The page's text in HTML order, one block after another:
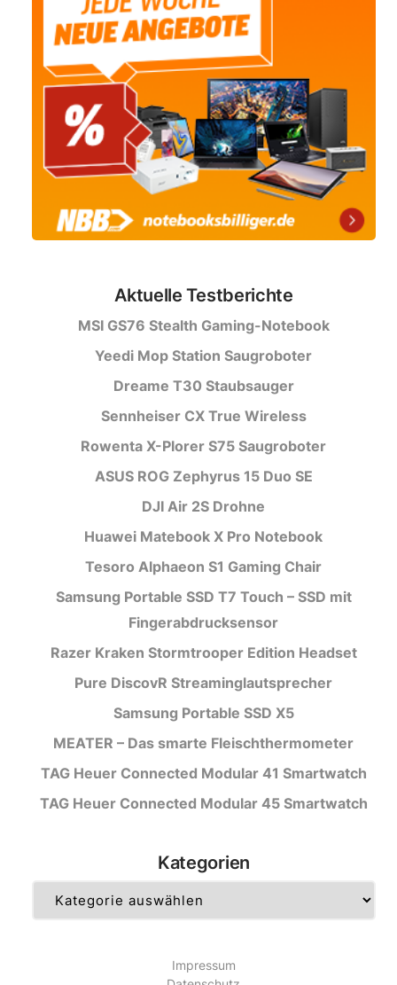
Aktuelle Testberichte
MSI GS76 Stealth Gaming-Notebook
Yeedi Mop Station Saugroboter
Dreame T30 Staubsauger
Sennheiser CX True Wireless
Rowenta X-Plorer S75 Saugroboter
ASUS ROG Zephyrus 15 Duo SE
DJI Air 2S Drohne
Huawei Matebook X Pro Notebook
Tesoro Alphaeon S1 Gaming Chair
Samsung Portable SSD T7 Touch – SSD mit
Fingerabdrucksensor
Razer Kraken Stormtrooper Edition Headset
Pure DiscovR Streaminglautsprecher
Samsung Portable SSD X5
MEATER – Das smarte Fleischthermometer
TAG Heuer Connected Modular 41 Smartwatch
TAG Heuer Connected Modular 45 Smartwatch
Kategorien
Impressum